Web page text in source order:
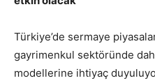
Türkiye’de sermaye
gayrimenkul sektöründe
modellerine ihtiyaç